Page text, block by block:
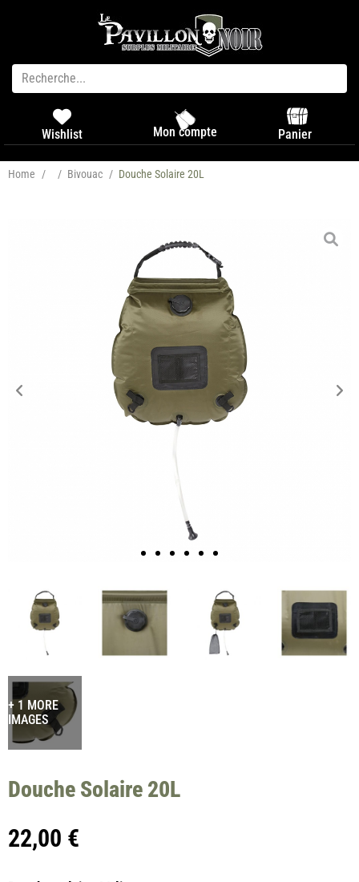
Wishlist Mon compte Panier
Home / / Bivouac / Douche Solaire 20L
+ 1 MORE
IMAGES
Douche Solaire 20L
22,00 €